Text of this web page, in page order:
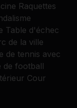
Raquettes
Table d'échec
de la ville
de tennis avec
de football
Cour